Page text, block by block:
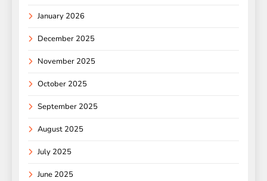
January 2026
December 2025
November 2025
October 2025
September 2025
August 2025
July 2025
June 2025